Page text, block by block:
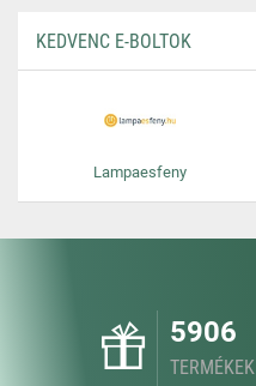
KEDVENC E-BOLTOK
Lampaesfeny
5906
TERMÉKEK